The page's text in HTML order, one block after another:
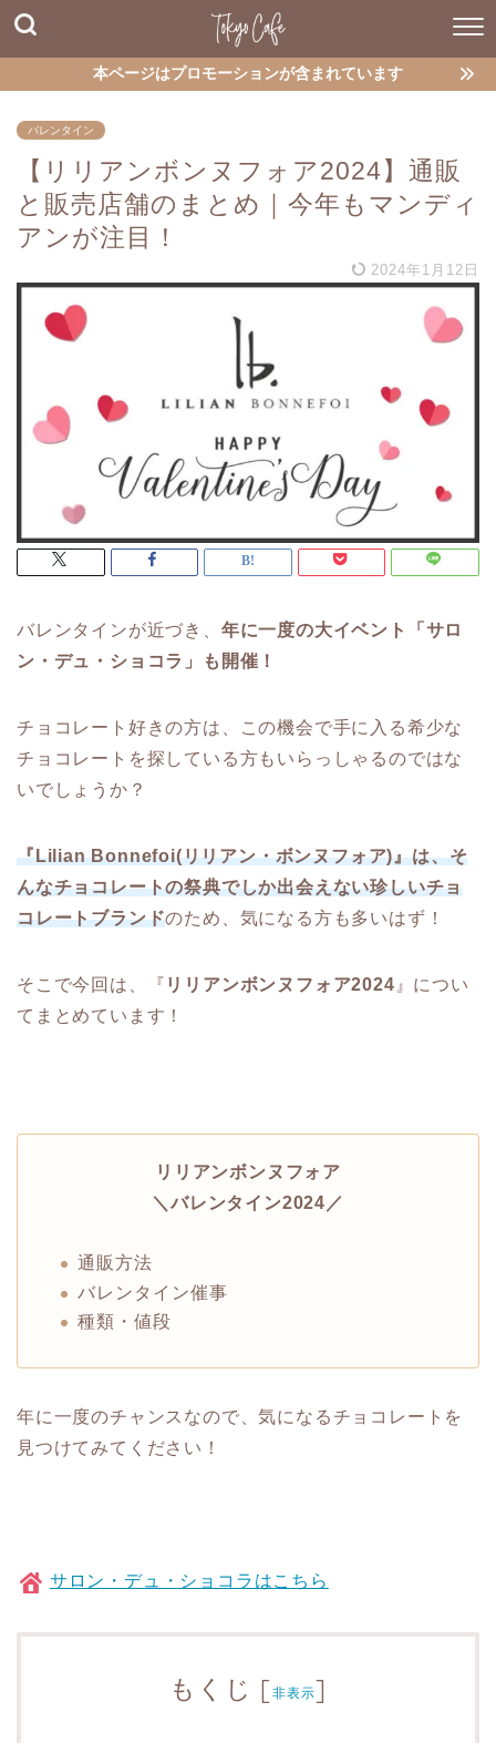
本ページはプロモーションが含まれています
バレンタイン
【リリアンボンヌフォア2024】通販
と販売店舗のまとめ｜今年もマンディ
アンが注目！
2024年1月12日
バレンタインが近づき、 年に一度の大イベント「サロ
ン・デュ・ショコラ」も開催！
チョコレート好きの方は、この機会で手に入る希少な
チョコレートを探している方もいらっしゃるのではな
いでしょうか？
『Lilian Bonnefoi(リリアン・ボンヌフォア)』は、そ
んなチョコレートの祭典でしか出会えない珍しいチョ
コレートブランドのため、気になる方も多いはず！
そこで今回は、『 リリアンボンヌフォア2024 』につい
てまとめています！
リリアンボンヌフォア
＼バレンタイン2024／
通販方法
バレンタイン催事
種類・値段
年に一度のチャンスなので、気になるチョコレートを
見つけてみてください！
サロン・デュ・ショコラはこちら
もくじ [非表示]